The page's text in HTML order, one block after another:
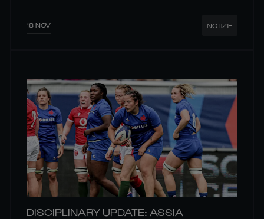
18 NOV NOTIZIE
DISCIPLINARY UPDATE: ASSIA